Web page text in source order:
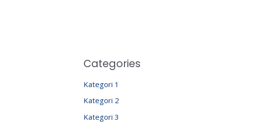
Categories
Kategori 1
Kategori 2
Kategori 3